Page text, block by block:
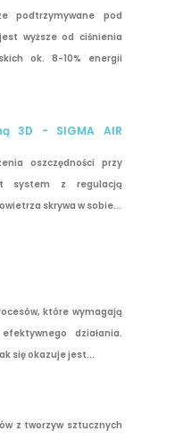
podtrzymywane pod
wyższe od ciśnienia
ok. 8-10% energii
3D - SIGMA AIR
oszczędności przy
system z regulacją
skrywa w sobie...
które wymagają
działania.
się okazuje jest...
z tworzyw sztucznych